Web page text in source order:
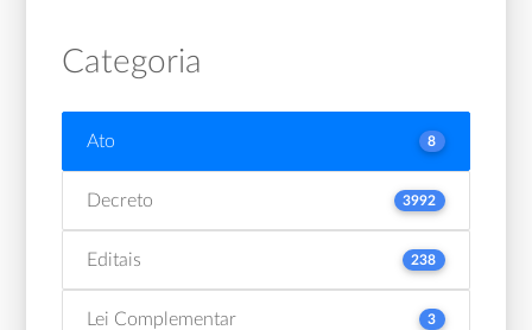
Categoria
Ato 8
Decreto 3992
Editais 238
Lei Complementar 3